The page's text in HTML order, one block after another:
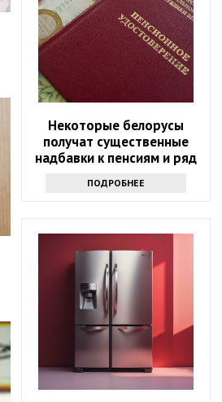
Некоторые белорусы
получат существенные
надбавки к пенсиям и ряд
ПОДРОБНЕЕ